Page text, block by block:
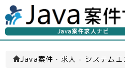
Java案件求人ナビ
Java案件・求人 › システム